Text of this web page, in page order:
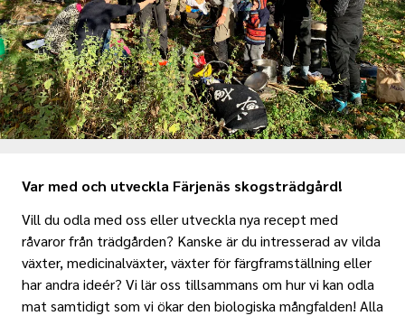
Var med och utveckla Färjenäs skogsträdgård!
Vill du odla med oss eller utveckla nya recept med
råvaror från trädgården? Kanske är du intresserad av vilda
växter, medicinalväxter, växter för färgframställning eller
har andra ideér? Vi lär oss tillsammans om hur vi kan odla
mat samtidigt som vi ökar den biologiska mångfalden! Alla